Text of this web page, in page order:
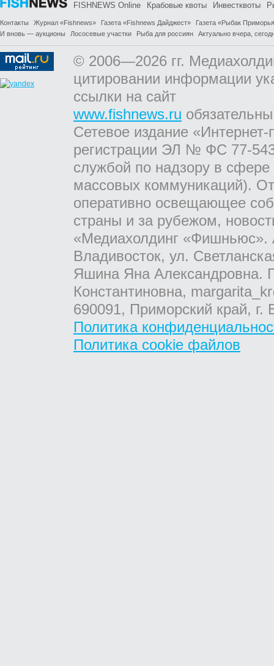
FISHNEWS Online Крабовые квоты Инвестквоты
Контакты Журнал «Fishnews» Газета «Fishnews Дайджест»
Газета «Рыбак
И вновь — аукционы
Лососевые участки Рыба для россиян Актуально вчера,
© 2006—2026 гг.
цитировании информации
ссылки на сайт
www.fishnews.ru
Сетевое издание
регистрации ЭЛ № ФС 77-
службой по надзору в
массовых коммуникаций).
оперативно освещающее
страны и за рубежом,
«Медиахолдинг «Фишньюс».
Владивосток, ул.
Яшина Яна Александровна.
Константиновна,
690091, Приморский край,
Политика
Политика cookie файлов